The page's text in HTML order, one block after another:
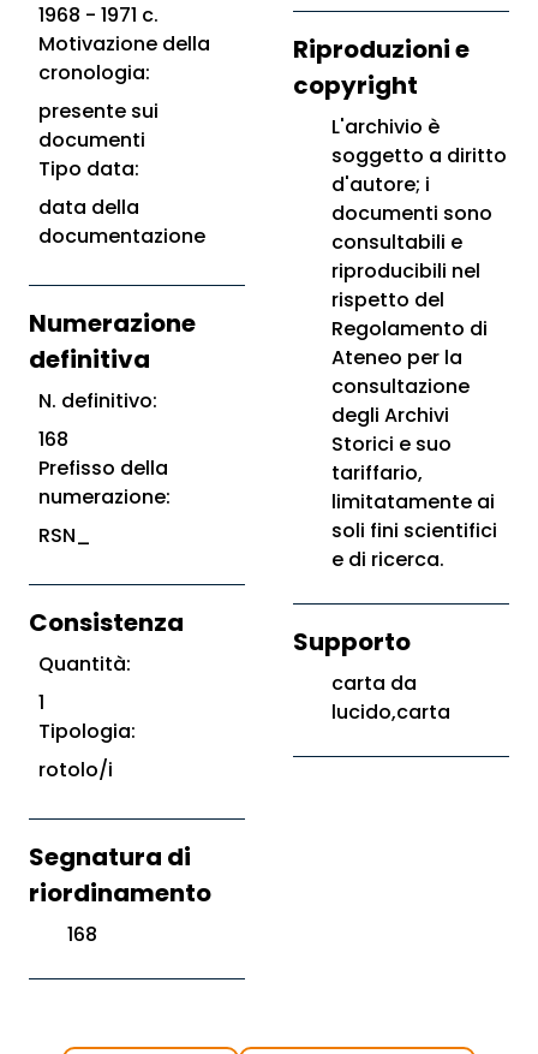
1968 - 1971 c.
Motivazione della
cronologia:
presente sui
documenti
Tipo data:
data della
documentazione
Numerazione
definitiva
N. definitivo:
168
Prefisso della
numerazione:
RSN_
Consistenza
Quantità:
1
Tipologia:
rotolo/i
Segnatura di
riordinamento
168
Riproduzioni e
copyright
L'archivio è
soggetto a diritto
d'autore; i
documenti sono
consultabili e
riproducibili nel
rispetto del
Regolamento di
Ateneo per la
consultazione
degli Archivi
Storici e suo
tariffario,
limitatamente ai
soli fini scientifici
e di ricerca.
Supporto
carta da
lucido,carta